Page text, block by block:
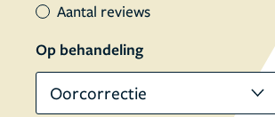
Aantal reviews
Op behandeling
Oorcorrectie